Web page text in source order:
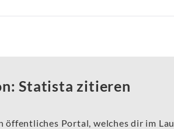
Statista zitieren
öffentliches Portal, welches dir im